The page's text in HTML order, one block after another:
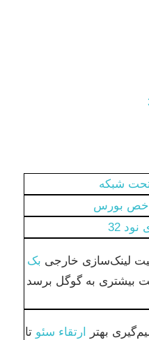
شبکه
بورس
32
لینک‌سازی خارجی بک
بیشتری به گوگل برسد
بهتر ارتقاء سئو تا